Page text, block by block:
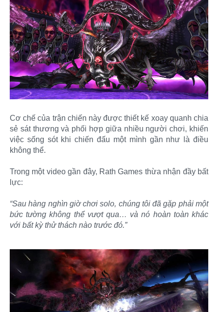
Cơ chế của trận chiến này được thiết kế xoay quanh chia
sẻ sát thương và phối hợp giữa nhiều người chơi, khiến
việc sống sót khi chiến đấu một mình gần như là điều
không thể.
Trong một video gần đây, Rath Games thừa nhận đầy bất
lực:
“Sau hàng nghìn giờ chơi solo, chúng tôi đã gặp phải một
bức tường không thể vượt qua… và nó hoàn toàn khác
với bất kỳ thử thách nào trước đó.”